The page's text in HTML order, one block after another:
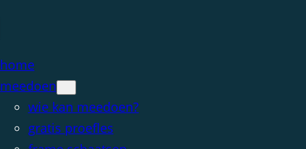
home
meedoen
wie kan meedoen?
gratis proefles